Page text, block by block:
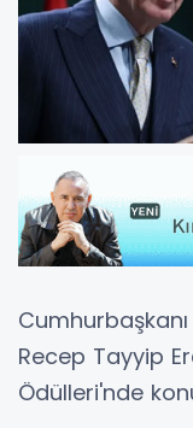
Recep Tayyip
Ödülleri'nde